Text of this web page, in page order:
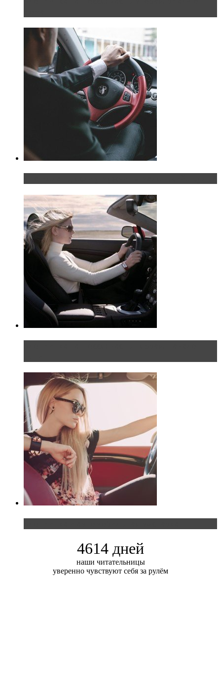
4614 дней
наши читательницы
уверенно чувствуют себя за рулём